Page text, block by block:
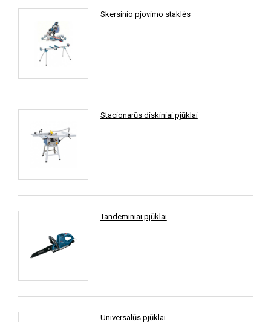
Skersinio pjovimo staklės
Stacionarūs diskiniai pjūklai
Tandeminiai pjūklai
Universalūs pjūklai